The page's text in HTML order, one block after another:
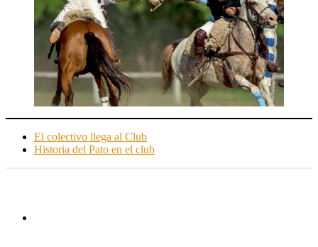
El colectivo llega al Club
Historia del Pato en el club